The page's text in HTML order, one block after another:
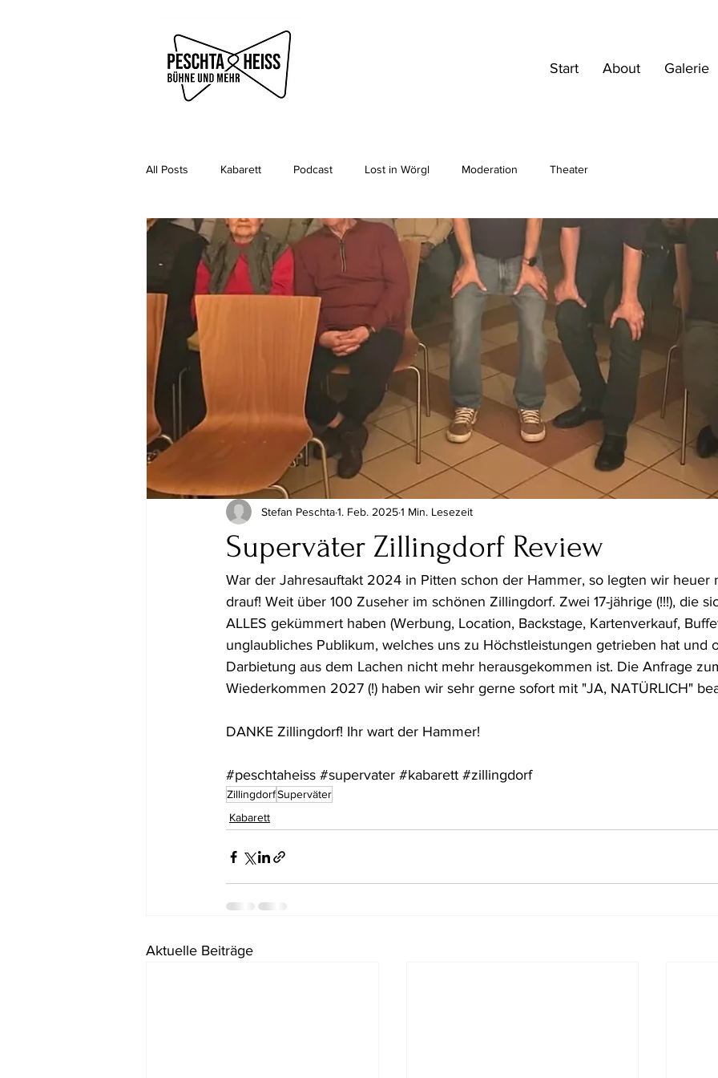
Start About Galerie
All Posts Kabarett Podcast Lost in Wörgl Moderation Theater
Superväter Zillingdorf Review
Stefan Peschta1. Feb. 20251 Min. Lesezeit
War der Jahresauftakt 2024 in Pitten schon der Hammer, so legten wir
drauf! Weit über 100 Zuseher im schönen Zillingdorf. Zwei 17-jährige (!!!), die
ALLES gekümmert haben (Werbung, Location, Backstage, Kartenverkauf,
unglaubliches Publikum, welches uns zu Höchstleistungen getrieben hat und
Darbietung aus dem Lachen nicht mehr herausgekommen ist. Die Anfrage
Wiederkommen 2027 (!) haben wir sehr gerne sofort mit "JA, NATÜRLICH"
DANKE Zillingdorf! Ihr wart der Hammer!
#peschtaheiss #supervater #kabarett #zillingdorf
ZillingdorfSuperväter
Kabarett
Aktuelle Beiträge